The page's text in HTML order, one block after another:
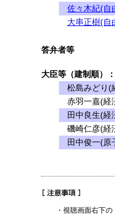
佐々木紀(自
大串正樹(自
答弁者等
大臣等（建制順）：
松島みどり(
赤羽一嘉(経
田中良生(経
磯崎仁彦(経
田中俊一(原
・視聴画面右下